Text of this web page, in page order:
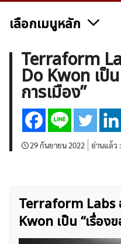
ค้นหา
สำหรับ:
เลือกเมนูหลัก
ข่าวฟอเร็กซ์และสกุลเงิน
บทวิเคราะห์
เศรษฐกิจทั่วไป
สินค้าโภคภัณฑ์
กองทุน Forex
ฟรี EA
Terraform
Do Kwon เป็
การเมือง”
29 กันยายน 2022 อ่านแล้ว :
Terraform Labs
Kwon เป็น “เรื่อง